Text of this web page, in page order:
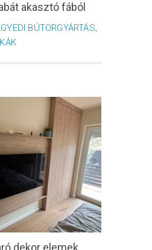
akasztó fából
BÚTORGYÁRTÁS,
dekor elemek